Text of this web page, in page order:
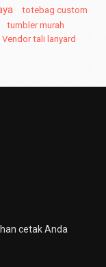
totebag custom
tumbler murah
Vendor tali lanyard
cetak Anda